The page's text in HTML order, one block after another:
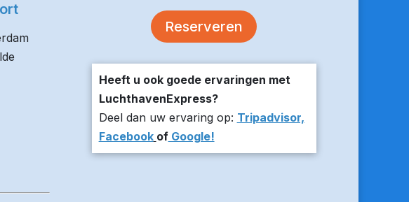
volgende keer zou ik weer hier
Reserveren
Heeft u ook goede ervaringen met
LuchthavenExpress?
Deel dan uw ervaring op: Tripadvisor,
Facebook ofGoogle!